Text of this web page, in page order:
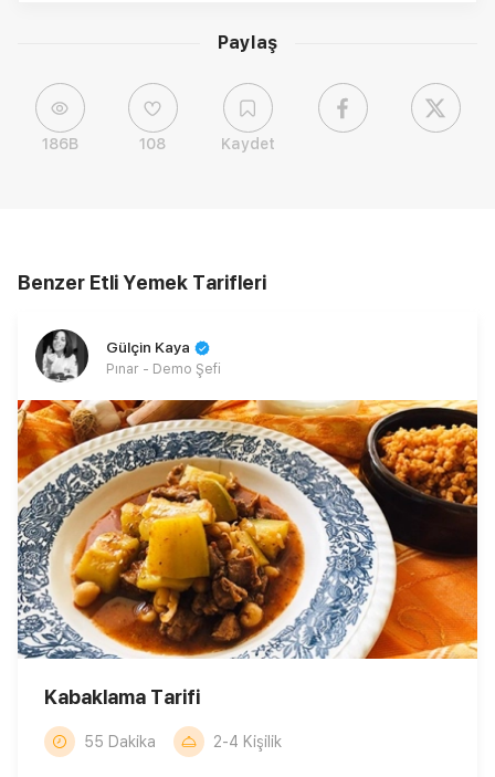
Paylaş
186B 108 Kaydet
Benzer Etli Yemek Tarifleri
Gülçin Kaya
Pınar - Demo Şefi
Kabaklama Tarifi
55 Dakika 2-4 Kişilik